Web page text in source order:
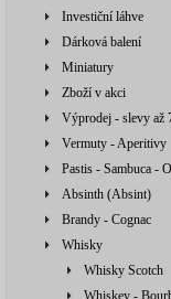
Investiční láhve
Dárková balení
Miniatury
Zboží v akci
Výprodej - slevy až
Vermuty - Aperitivy
Pastis - Sambuca -
Absinth (Absint)
Brandy - Cognac
Whisky
Whisky Scotch
Whiskey -